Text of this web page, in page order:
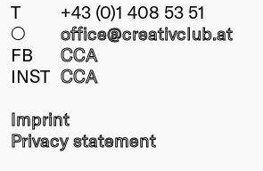
T
+43 (0)1 408 53 51
○
office@creativclub.at
FB
CCA
INST CCA
Imprint
Privacy statement